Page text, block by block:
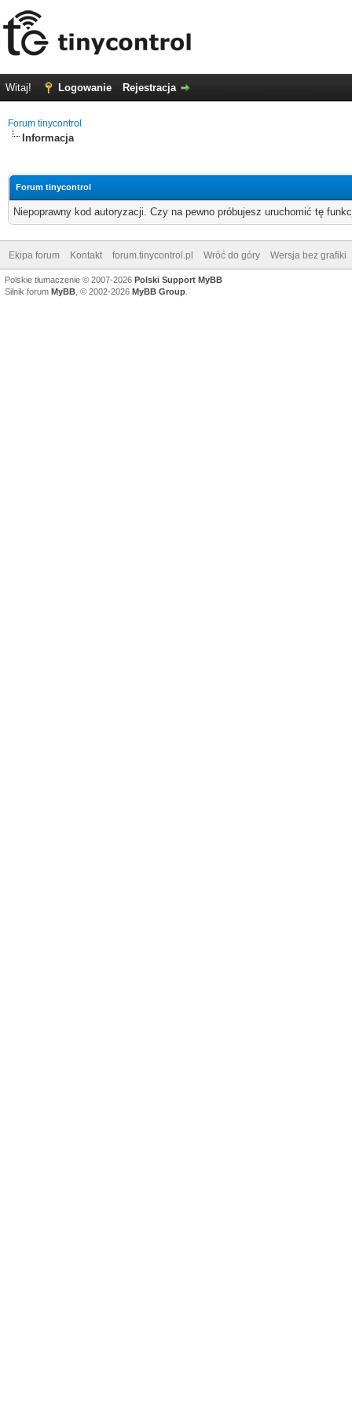
Witaj! Logowanie Rejestracja
Forum tinycontrol
Informacja
Forum tinycontrol
Niepoprawny kod autoryzacji. Czy na pewno próbujesz uruchomić tę
Ekipa forum Kontakt forum.tinycontrol.pl Wróć do góry Wersja bez grafiki
Polskie tłumaczenie © 2007-2026 Polski Support MyBB
Silnik forum MyBB , © 2002-2026 MyBB Group